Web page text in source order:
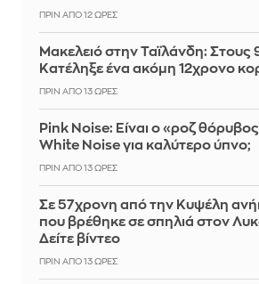
ΠΡΙΝ ΑΠΌ 12 ΏΡΕΣ
Μακελειό στην Ταϊλάνδη: Στους
Κατέληξε ένα ακόμη 12χρονο
ΠΡΙΝ ΑΠΌ 13 ΏΡΕΣ
Pink Noise: Είναι ο «ροζ
White Noise για καλύτερο ύπνο;
ΠΡΙΝ ΑΠΌ 13 ΏΡΕΣ
Σε 57χρονη από την Κυψέλη
που βρέθηκε σε σπηλιά στον
Δείτε βίντεο
ΠΡΙΝ ΑΠΌ 13 ΏΡΕΣ